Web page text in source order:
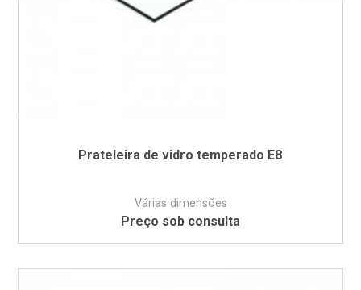
Prateleira de vidro temperado E8
Várias dimensões
Preço sob consulta